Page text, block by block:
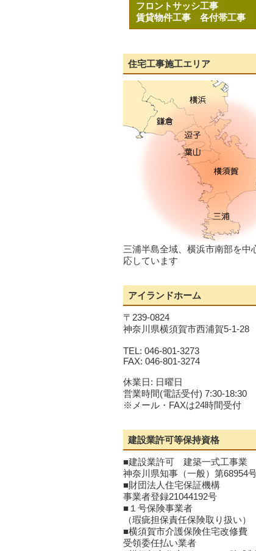
フロントサッシ工事
賃貸物件工事 各付帯工事
住宅工事施工エリア
三浦半島全域、横浜市南部を中
応しています
アイランドホーム
〒239-0824
神奈川県横須賀市西浦賀5-1-28
TEL: 046-801-3273
FAX: 046-801-3274
休業日: 日曜日
営業時間(電話受付) 7:30-18:30
※メール・FAXは24時間受付
建設業許可等保持資格
■建設業許可 建築一式工事業
神奈川県知事（一般）第68954
■財団法人住宅保証機構
事業者登録21044192号
■１号保険事業者
（瑕疵担保責任保険取り扱い）
■横須賀市介護保険住宅改修費
受領委任払い業者